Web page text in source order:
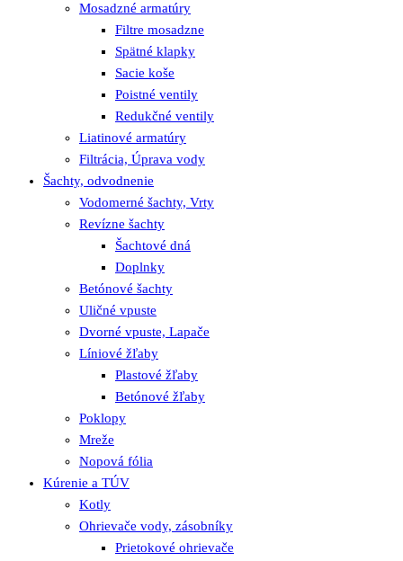
Mosadzné armatúry
Filtre mosadzne
Spätné klapky
Sacie koše
Poistné ventily
Redukčné ventily
Liatinové armatúry
Filtrácia, Úprava vody
Šachty, odvodnenie
Vodomerné šachty, Vrty
Revízne šachty
Šachtové dná
Doplnky
Betónové šachty
Uličné vpuste
Dvorné vpuste, Lapače
Líniové žľaby
Plastové žľaby
Betónové žľaby
Poklopy
Mreže
Nopová fólia
Kúrenie a TÚV
Kotly
Ohrievače vody, zásobníky
Prietokové ohrievače